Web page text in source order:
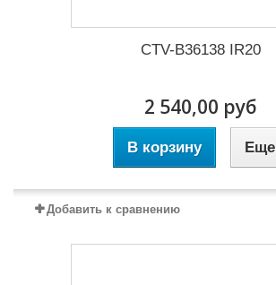
CTV-B36138 IR20
2 540,00 руб
В корзину Еще
Добавить к сравнению